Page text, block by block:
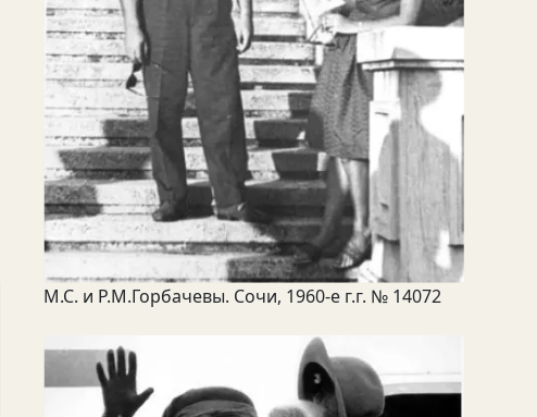
М.С. и Р.М.Горбачевы. Сочи, 1960-е г.г. № 14072